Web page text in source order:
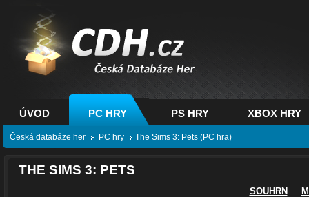
CDH.cz - hry na PC,
PS, XBOX - Česká
databáze her
ÚVOD PC HRY PS HRY XBOX HRY
Česká databáze her PC hry The Sims 3: Pets (PC hra)
THE SIMS 3: PETS
SOUHRN